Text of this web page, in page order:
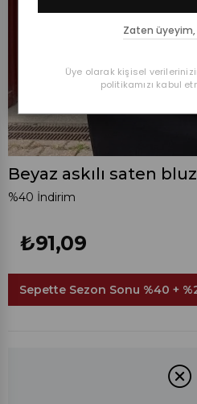
Beyaz askılı saten bluz
%40 İndirim
₺91,09
Sepette Sezon Sonu %40 +
Zaten üyeyim,
Üye olarak kişisel
politikamızı kabul